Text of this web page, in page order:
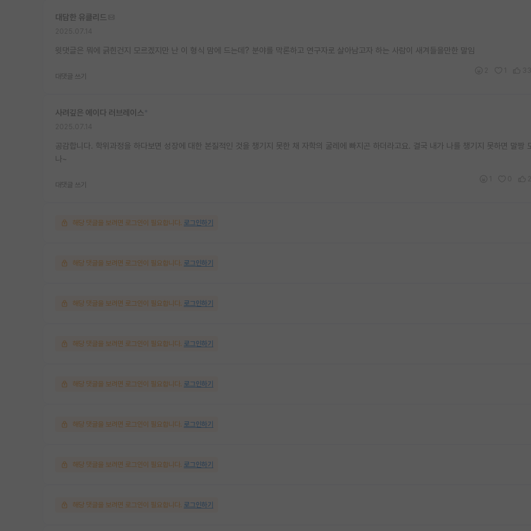
대담한 유클리드
윗댓글은 뭐에 긁힌건지 모르겠지만 난 이 형식 맘에 드는데? 분야를 막론하고 연구자로 살아남고자 하는 사람이 새겨들을만한 말임
대댓글 쓰기
사려깊은 에이다 러브레이스
공감합니다. 학위과정을 하다보면 성장에 대한 본질적인 것을 챙기지 못한 채 자학의 굴레에 빠지곤 하더라고요. 결국 내가 나를 챙기지 못하면 말짱
나~
대댓글 쓰기
해당 댓글을 보려면 로그인이 필요합니다. 로그인하기
해당 댓글을 보려면 로그인이 필요합니다. 로그인하기
해당 댓글을 보려면 로그인이 필요합니다. 로그인하기
해당 댓글을 보려면 로그인이 필요합니다. 로그인하기
해당 댓글을 보려면 로그인이 필요합니다. 로그인하기
해당 댓글을 보려면 로그인이 필요합니다. 로그인하기
해당 댓글을 보려면 로그인이 필요합니다. 로그인하기
해당 댓글을 보려면 로그인이 필요합니다. 로그인하기